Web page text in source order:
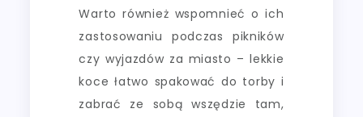
Warto również wspomnieć o ich
zastosowaniu podczas pikników
czy wyjazdów za miasto – lekkie
koce łatwo spakować do torby i
zabrać ze sobą wszędzie tam,